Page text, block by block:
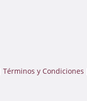
Términos y Condiciones